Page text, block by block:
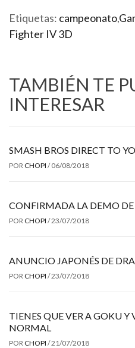
Etiquetas: campeonato,
Fighter IV 3D
TAMBIÉN TE
INTERESAR
SMASH BROS DIRECT TO
POR CHOPI / 06/08/2018
CONFIRMADA LA DEMO
POR CHOPI /23/07/2018
ANUNCIO JAPONÉS DE
POR CHOPI /23/07/2018
TIENES QUE VER A GOKU Y
NORMAL
POR CHOPI /21/07/2018